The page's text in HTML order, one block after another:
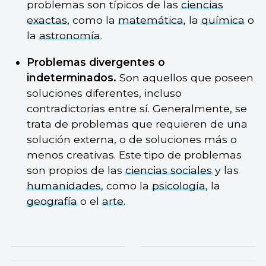
problemas son típicos de lasciencias
exactas, como lamatemática, laquímicao
laastronomía.
Problemas divergentes o
indeterminados. Son aquellos que poseen
soluciones diferentes, incluso
contradictorias entre sí. Generalmente, se
trata de problemas que requieren de una
solución externa, o de soluciones más o
menos creativas. Este tipo de problemas
son propios de lasciencias socialesy las
humanidades, como lapsicología, la
geografíao elarte.